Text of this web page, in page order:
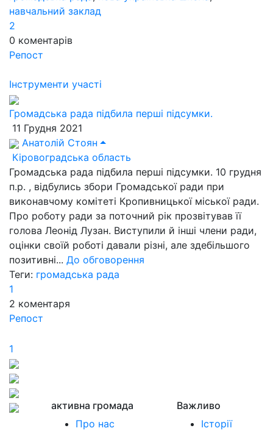
навчальний заклад
2
0 коментарів
Репост
Інструменти участі
Громадська рада підбила перші підсумки.
11 Грудня 2021
Анатолій Стоян
Кіровоградська область
Громадська рада підбила перші підсумки. 10 грудня
п.р. , відбулись збори Громадської ради при
виконавчому комітеті Кропивницької міської ради.
Про роботу ради за поточний рік прозвітував її
голова Леонід Лузан. Виступили й інші члени ради,
оцінки своїй роботі давали різні, але здебільшого
позитивні... До обговорення
Теги: громадська рада
1
2 коментаря
Репост
1
активна громада
Про нас
Важливо
Історії